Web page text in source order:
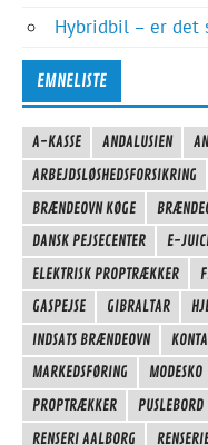
Hybridbil – er det
EMNELISTE
A-KASSE ANDALUSIEN
ARBEJDSLØSHEDSFORSIKRING
BRÆNDEOVN KØGE
DANSK PEJSECENTER
E-
ELEKTRISK PROPTRÆKKER
GASPEJSE
GIBRALTAR
INDSATS BRÆNDEOVN
MARKEDSFØRING
MODESKO
PROPTRÆKKER
PUSLEBORD
RENSERI AALBORG